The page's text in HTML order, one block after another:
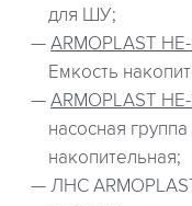
для ШУ;
ARMOPLAST
Емкость
ARMOPLAST
насосная
накопительная;
ЛНС